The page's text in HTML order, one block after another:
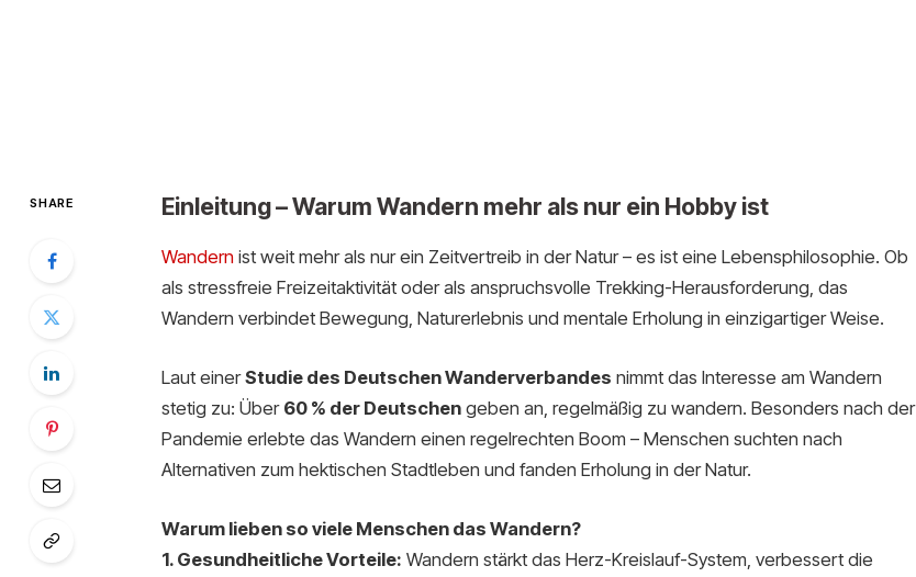
SHARE Einleitung – Warum Wandern mehr als nur ein Hobby ist
Wandernist weit mehr als nur ein Zeitvertreib in der Natur – es ist eine Lebensphilosophie. Ob
als stressfreie Freizeitaktivität oder als anspruchsvolle Trekking-Herausforderung, das
Wandern verbindet Bewegung, Naturerlebnis und mentale Erholung in einzigartiger Weise.
Laut einerStudie des Deutschen Wanderverbandes nimmt das Interesse am Wandern
stetig zu: Über 60 % der Deutschengeben an, regelmäßig zu wandern. Besonders nach der
Pandemie erlebte das Wandern einen regelrechten Boom – Menschen suchten nach
Alternativen zum hektischen Stadtleben und fanden Erholung in der Natur.
Warum lieben so viele Menschen das Wandern?
1. Gesundheitliche Vorteile: Wandern stärkt das Herz-Kreislauf-System, verbessert die